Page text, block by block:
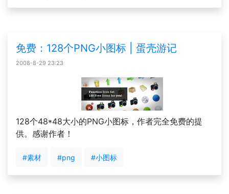
免费：128个PNG小图标 | 蛋壳游记
2008-8-29 23:23
128个48*48大小的PNG小图标，作者完全免费的提
供。感谢作者！
#素材 #png #小图标